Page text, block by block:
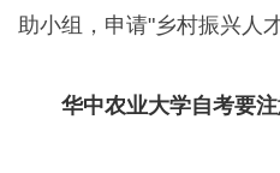
助小组，申请"乡村振兴人
华中农业大学自考要